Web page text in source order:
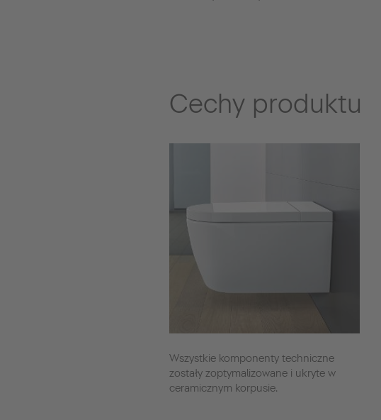
Cechy produktu
Wszystkie komponenty techniczne
zostały zoptymalizowane i ukryte w
ceramicznym korpusie.